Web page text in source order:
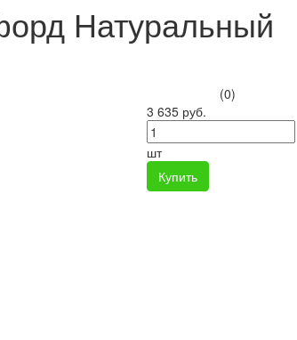
Натуральный
(0)
3 635 руб.
шт
Купить